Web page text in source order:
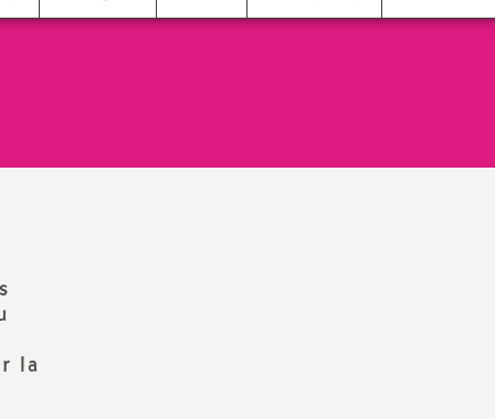
fonctionnement
la